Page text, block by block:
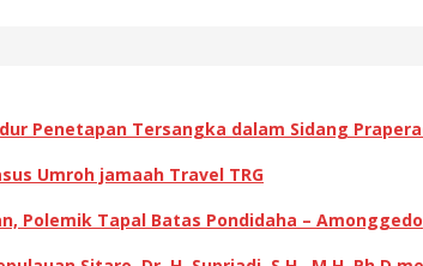
Penetapan Tersangka dalam Sidang
Umroh jamaah Travel TRG
Polemik Tapal Batas Pondidaha – Amonggedo